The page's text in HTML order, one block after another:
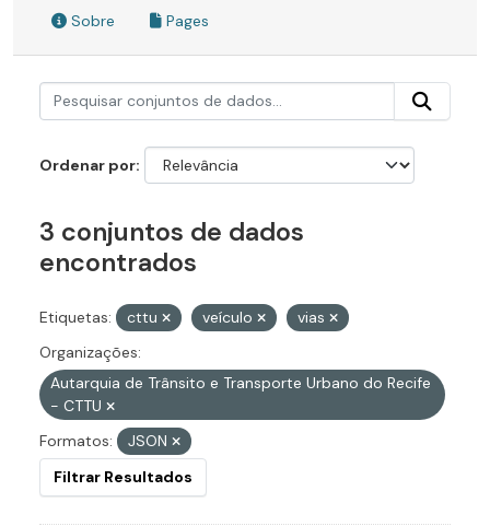
Sobre Pages
Ordenar por
3 conjuntos de dados
encontrados
Etiquetas: cttu veículo
vias
Organizações:
Autarquia de Trânsito e Transporte Urbano do Recife
- CTTU
Formatos:
JSON
Filtrar Resultados